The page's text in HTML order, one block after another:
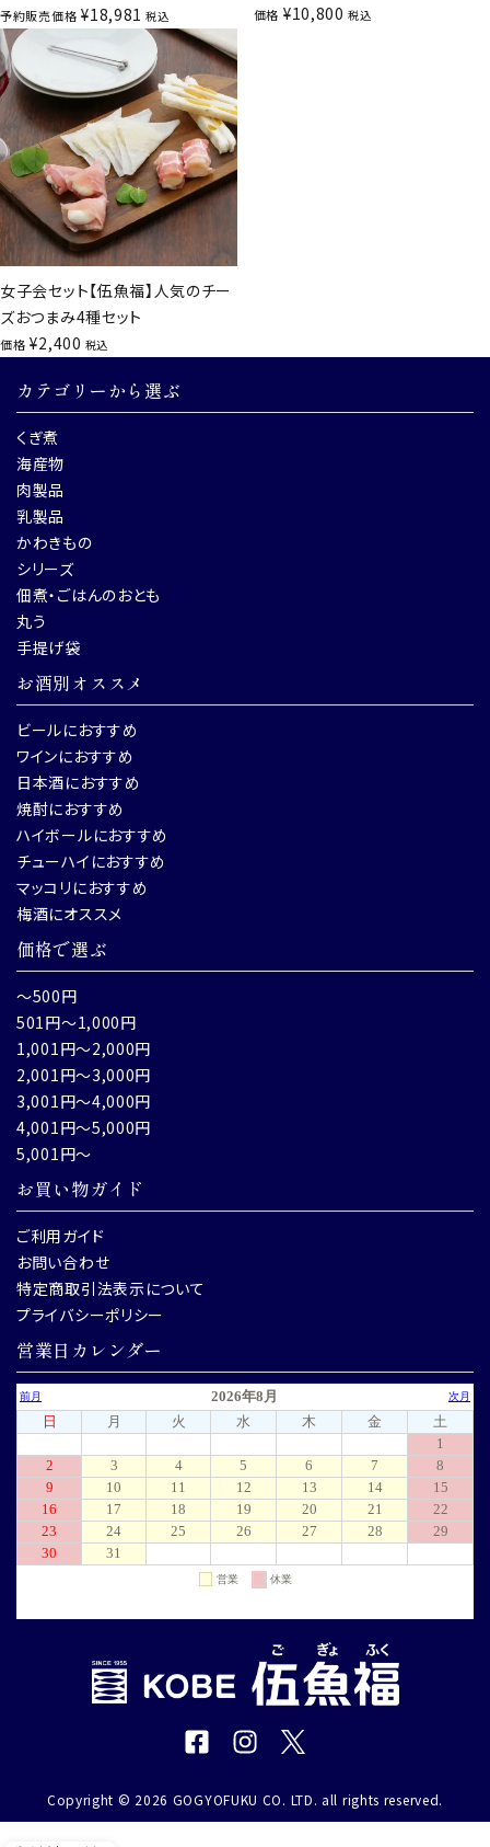
予約販売価格 ¥18,981 税込 価格 ¥10,800 税込
女子会セット【伍魚福】人気のチー
ズおつまみ4種セット
価格 ¥2,400 税込
カテゴリーから選ぶ
くぎ煮
海産物
肉製品
乳製品
かわきもの
シリーズ
佃煮・ごはんのおとも
丸う
手提げ袋
お酒別オススメ
ビールにおすすめ
ワインにおすすめ
日本酒におすすめ
焼酎におすすめ
ハイボールにおすすめ
チューハイにおすすめ
マッコリにおすすめ
梅酒にオススメ
価格で選ぶ
～500円
501円～1,000円
1,001円～2,000円
2,001円～3,000円
3,001円～4,000円
4,001円～5,000円
5,001円～
お買い物ガイド
ご利用ガイド
お問い合わせ
特定商取引法表示について
プライバシーポリシー
営業日カレンダー
Copyright © 2026 GOGYOFUKU CO. LTD. all rights reserved.